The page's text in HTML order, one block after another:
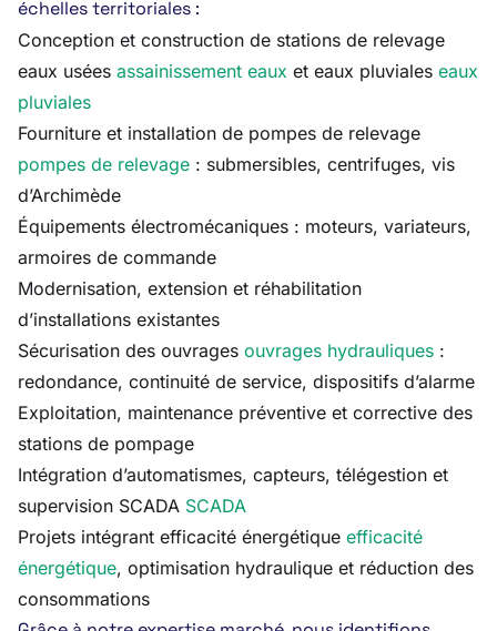
échelles territoriales :
Conception et construction de stations de relevage
eaux usées assainissement eaux et eaux pluviales eaux
pluviales
Fourniture et installation de pompes de relevage
pompes de relevage : submersibles, centrifuges, vis
d’Archimède
Équipements électromécaniques : moteurs, variateurs,
armoires de commande
Modernisation, extension et réhabilitation
d’installations existantes
Sécurisation des ouvrages ouvrages hydrauliques :
redondance, continuité de service, dispositifs d’alarme
Exploitation, maintenance préventive et corrective des
stations de pompage
Intégration d’automatismes, capteurs, télégestion et
supervision SCADA SCADA
Projets intégrant efficacité énergétique efficacité
énergétique, optimisation hydraulique et réduction des
consommations